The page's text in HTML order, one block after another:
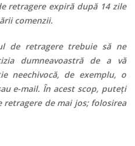
retragere expiră după 14 zile
comenzii.
de retragere trebuie să ne
dumneavoastră de a vă
neechivocă, de exemplu, o
e-mail. În acest scop, puteți
de mai jos; folosirea